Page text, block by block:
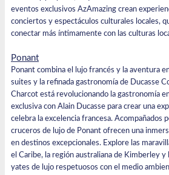
eventos exclusivos AzAmazing crean
conciertos y espectáculos culturales locales,
conectar más íntimamente con las culturas
Ponant
Ponant combina el lujo francés y la aventura
suites y la refinada gastronomía de Ducasse
Charcot está revolucionando la gastronomía
exclusiva con Alain Ducasse para crear una
celebra la excelencia francesa. Acompañados
cruceros de lujo de Ponant ofrecen una
en destinos excepcionales. Explore las
el Caribe, la región australiana de Kimberley y
yates de lujo respetuosos con el medio